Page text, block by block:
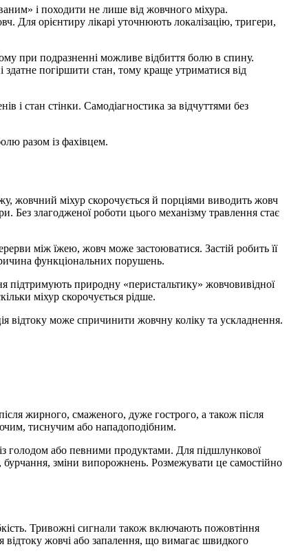
і походити не лише від жовчного міхура.
Для орієнтиру лікарі уточнюють локалізацію, тригери,
при подразненні можливе відбиття болю в спину.
погіршити стан, тому краще утриматися від
і стан стінки. Самодіагностика за відчуттями без
разом із фахівцем.
жовчний міхур скорочується й порціями виводить жовч
злагодженої роботи цього механізму травлення стає
між їжею, жовч може застоюватися. Застій робить її
функціональних порушень.
підтримують природну «перистальтику» жовчовивідної
міхур скорочується рідше.
відтоку може спричинити жовчну коліку та ускладнення.
жирного, смаженого, дуже гострого, а також після
тиснучим або нападоподібним.
голодом або певними продуктами. Для підшлункової
бурчання, зміни випорожнень. Розмежувати це самостійно
Тривожні сигнали також включають пожовтіння
відтоку жовчі або запалення, що вимагає швидкого